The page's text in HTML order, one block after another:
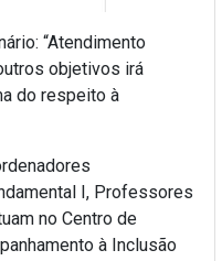
“Atendimento
objetivos irá
do respeito à
I, Professores
no Centro de
à Inclusão